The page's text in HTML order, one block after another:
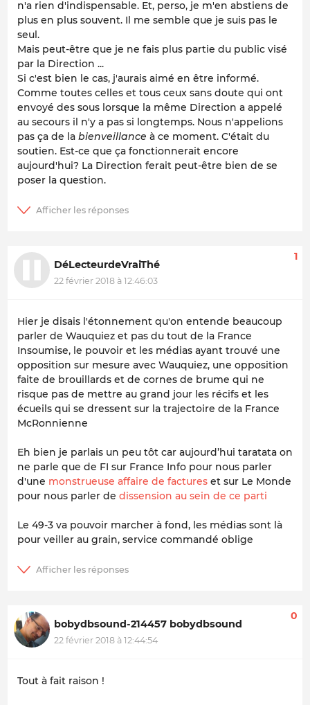
n'a rien d'indispensable. Et, perso, je m'en abstiens de
plus en plus souvent. Il me semble que je suis pas le
seul.
Mais peut-être que je ne fais plus partie du public visé
par la Direction ...
Si c'est bien le cas, j'aurais aimé en être informé.
Comme toutes celles et tous ceux sans doute qui ont
envoyé des sous lorsque la même Direction a appelé
au secours il n'y a pas si longtemps. Nous n'appelions
pas ça de la bienveillance à ce moment. C'était du
soutien. Est-ce que ça fonctionnerait encore
aujourd'hui? La Direction ferait peut-être bien de se
poser la question.
DéLecteurdeVraiThé
22 février 2018 à 12:46:03
1
Hier je disais l'étonnement qu'on entende beaucoup
parler de Wauquiez et pas du tout de la France
Insoumise, le pouvoir et les médias ayant trouvé une
opposition sur mesure avec Wauquiez, une opposition
faite de brouillards et de cornes de brume qui ne
risque pas de mettre au grand jour les récifs et les
écueils qui se dressent sur la trajectoire de la France
McRonnienne
Eh bien je parlais un peu tôt car aujourd’hui taratata on
ne parle que de FI sur France Info pour nous parler
d'une monstrueuse affaire de factures et sur Le Monde
pour nous parler de dissension au sein de ce parti
Le 49-3 va pouvoir marcher à fond, les médias sont là
pour veiller au grain, service commandé oblige
bobydbsound-214457 bobydbsound
22 février 2018 à 12:44:54
0
Tout à fait raison !